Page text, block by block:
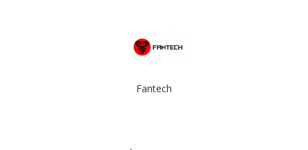
Fantech